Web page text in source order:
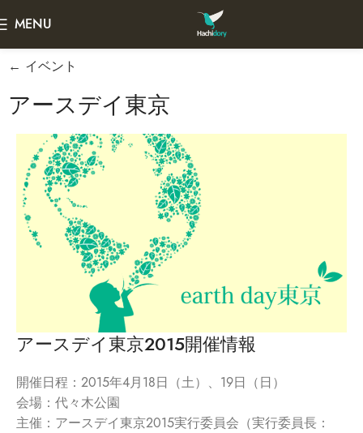
MENU
← イベント
アースデイ東京
アースデイ東京2015開催情報
開催日程：2015年4月18日（土）、19日（日）
会場：代々木公園
主催：アースデイ東京2015実行委員会（実行委員長：